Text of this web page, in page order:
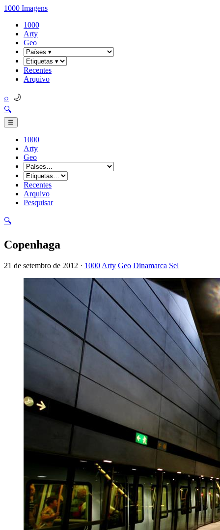
1000 Imagens
1000
Arty
Geo
Recentes
Arquivo
⌕ 🌙
🔍
☰
1000
Arty
Geo
Recentes
Arquivo
Pesquisar
🔍
Copenhaga
21 de setembro de 2012 · 1000 Arty Geo Dinamarca Sel